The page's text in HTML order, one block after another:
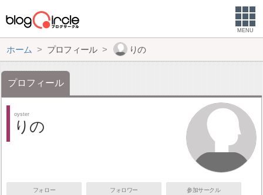
MENU
ホーム プロフィール りの
プロフィール
oyster
りの
フォロー フォロワー 参加サークル